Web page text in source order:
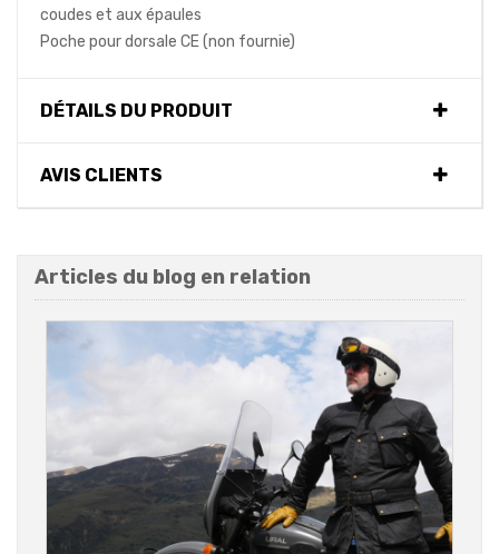
coudes et aux épaules
Poche pour dorsale CE (non fournie)
DÉTAILS DU PRODUIT
AVIS CLIENTS
Articles du blog en relation